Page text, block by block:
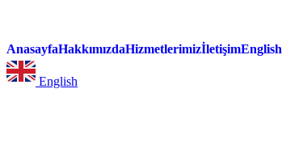
AnasayfaHakkımızdaHizmetlerimizİletişimEnglish
English